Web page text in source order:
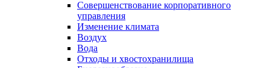
Совершенствование корпоративного
управления
Изменение климата
Воздух
Вода
Отходы и хвостохранилища